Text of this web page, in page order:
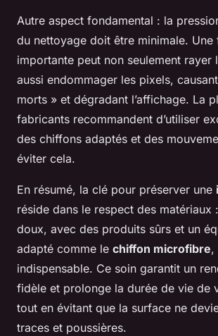
Autre aspect fondamental : la
du nettoyage doit être minimale.
importante peut non seulement rayer
aussi endommager les pixels,
morts » et dégradant l’affichage. La
fabricants recommandent d’utiliser
des chiffons adaptés et des
éviter cela.
En résumé, la clé pour préserver une
réside dans le respect des matériaux
doux, avec des produits sûrs et un
adapté comme le chiffon microfibre,
indispensable. Ce soin garantit un
fidèle et prolonge la durée de vie de
tout en évitant que la surface ne
traces et poussières.